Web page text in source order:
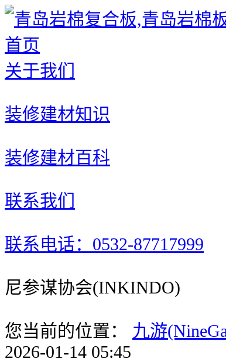
首页
关于我们
装修建材知识
装修建材百科
联系我们
联系电话：0532-87717999
尼参谋协会(INKINDO)
您当前的位置： 九游
2026-01-14 05:45